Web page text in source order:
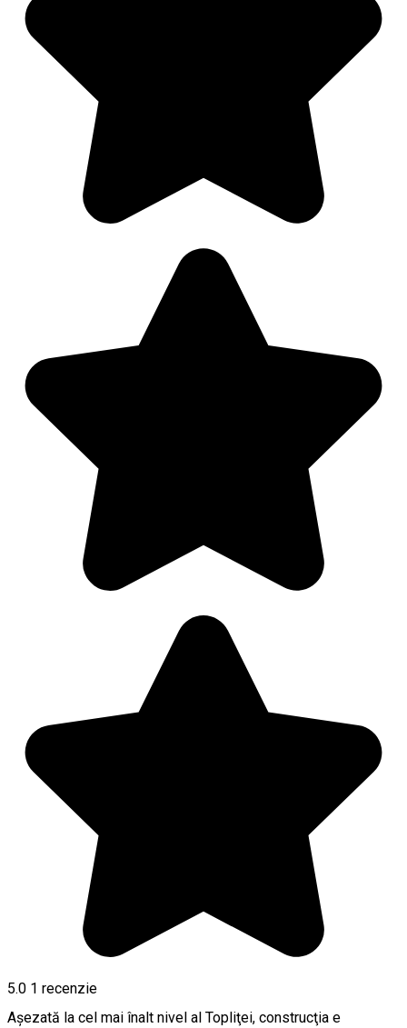
5.0 1 recenzie
Aşezată la cel mai înalt nivel al Topliţei, construcţia e